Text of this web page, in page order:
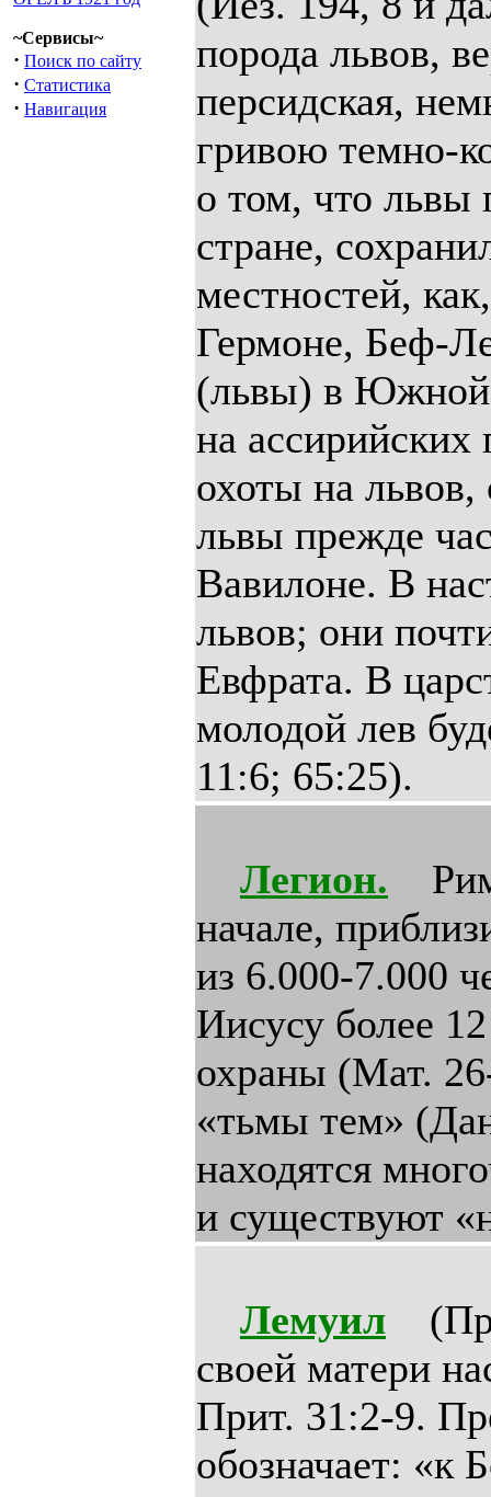
~Сервисы~
· Поиск по сайту
· Статистика
· Навигация
порода львов,
персидская,
гривою темно-
о том, что львы
стране,
местностей,
Гермоне, Беф-
(львы) в Южной
на
охоты на львов,
львы прежде
Вавилоне. В
львов; они
Евфрата. В
молодой лев
11:6; 65:25).
Легион.
начале,
из 6.000-7.000
Иисусу более
охраны (Мат.
«тьмы тем»
находятся
и существуют
Лемуил
своей матери
Прит. 31:2-9.
обозначает: «к